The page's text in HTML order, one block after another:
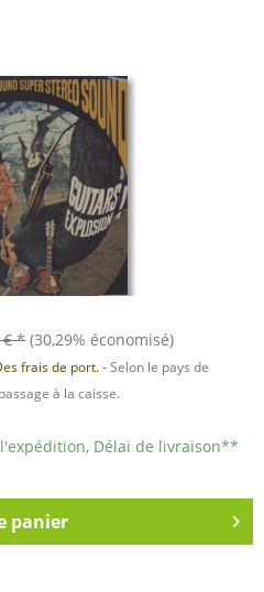
€ * (30,29% économisé)
frais de port.- Selon le pays de
à la caisse.
Délai de livraison**
panier